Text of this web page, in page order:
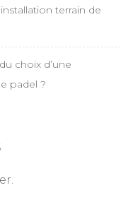
terrain de
choix d’une
padel ?